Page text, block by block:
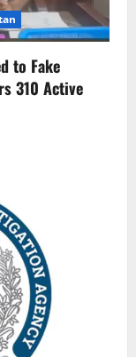
to Fake
310 Active